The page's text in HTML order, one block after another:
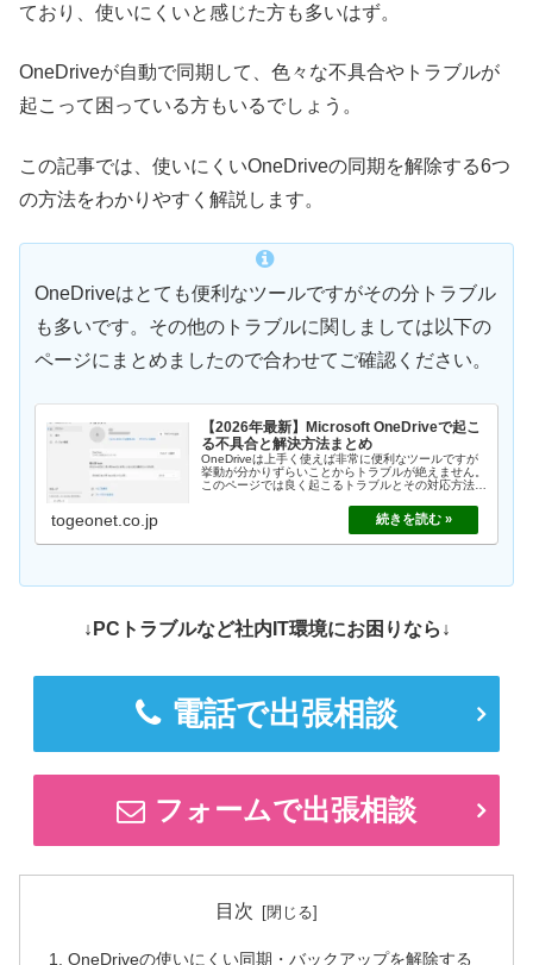
ており、使いにくいと感じた方も多いはず。
OneDriveが自動で同期して、色々な不具合やトラブルが
起こって困っている方もいるでしょう。
この記事では、使いにくいOneDriveの同期を解除する6つ
の方法をわかりやすく解説します。
OneDriveはとても便利なツールですがその分トラブル
も多いです。その他のトラブルに関しましては以下の
ページにまとめましたので合わせてご確認ください。
【2026年最新】Microsoft OneDriveで起こ
る不具合と解決方法まとめ
OneDriveは上手く使えば非常に便利なツールですが
挙動が分かりずらいことからトラブルが絶えません。
このページでは良く起こるトラブルとその対応方法に
togeonet.co.jp
↓PCトラブルなど社内IT環境にお困りなら↓
電話で出張相談
フォームで出張相談
目次
OneDriveの使いにくい同期・バックアップを解除する